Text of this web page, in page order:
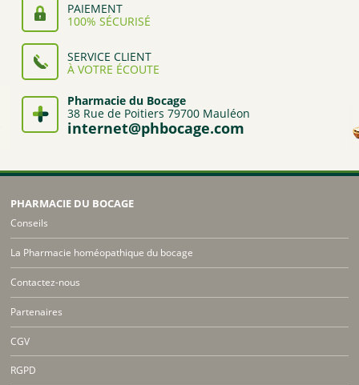
PAIEMENT
100% SÉCURISÉ
SERVICE CLIENT
À VOTRE ÉCOUTE
Pharmacie du Bocage
38 Rue de Poitiers 79700 Mauléon
internet@phbocage.com
PHARMACIE DU BOCAGE
Conseils
La Pharmacie homéopathique du bocage
Contactez-nous
Partenaires
CGV
RGPD